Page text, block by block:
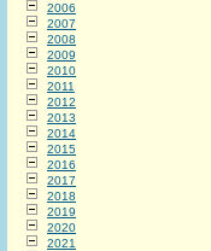
2006
2007
2008
2009
2010
2011
2012
2013
2014
2015
2016
2017
2018
2019
2020
2021